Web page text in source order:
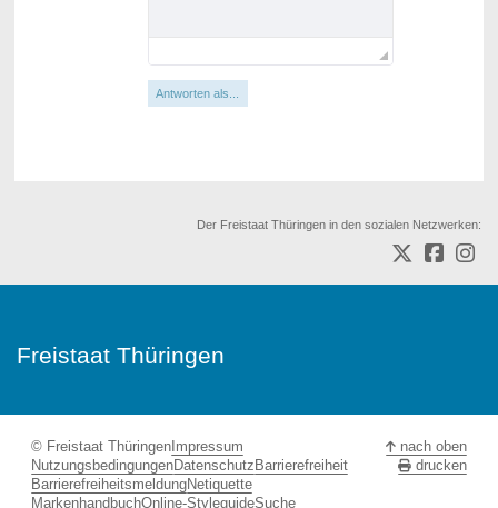
Antworten als...
Der Freistaat Thüringen in den sozialen Netzwerken:
Freistaat Thüringen
© Freistaat ThüringenImpressum
NutzungsbedingungenDatenschutzBarrierefreiheit
BarrierefreiheitsmeldungNetiquette
MarkenhandbuchOnline-StyleguideSuche
nach oben
drucken